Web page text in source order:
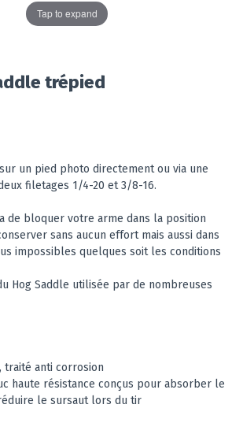
Tap to expand
trépied
un pied photo directement ou via une
filetages 1/4-20 et 3/8-16.
de bloquer votre arme dans la position
sans aucun effort mais aussi dans
impossibles quelques soit les conditions
Hog Saddle utilisée par de nombreuses
traité anti corrosion
haute résistance conçus pour absorber le
le sursaut lors du tir